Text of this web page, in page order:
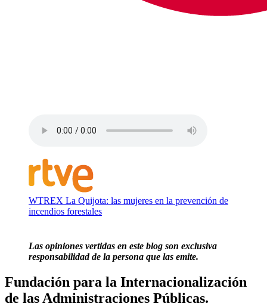
WTREX La Quijota: las mujeres en la prevención de
incendios forestales
Las opiniones vertidas en este blog son exclusiva
responsabilidad de la persona que las emite.
Fundación para la Internacionalización
de las Administraciones Públicas.